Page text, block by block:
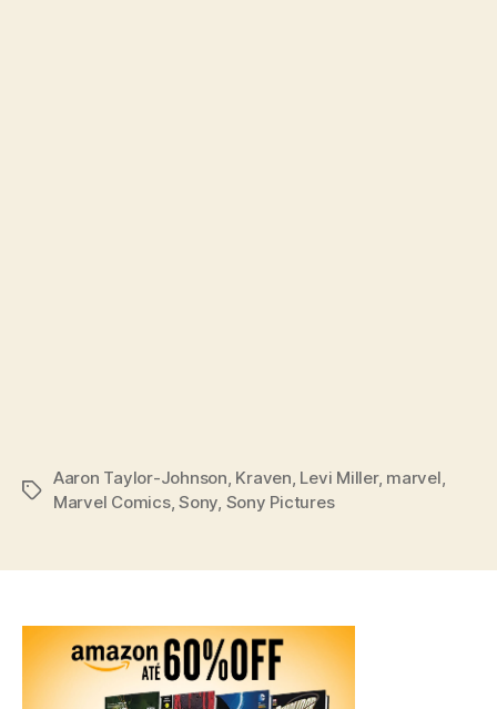
Tags
Aaron Taylor-Johnson, Kraven, Levi Miller, marvel,
Marvel Comics,Sony, Sony Pictures